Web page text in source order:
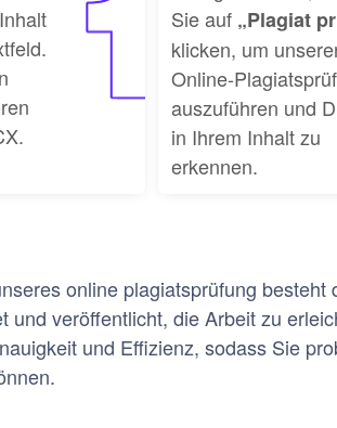
Sie auf „Plagiat
klicken, um
Online-
auszuführen und
in Ihrem Inhalt zu
erkennen.
online plagiatsprüfung besteht
und veröffentlicht, die Arbeit zu
und Effizienz, sodass Sie